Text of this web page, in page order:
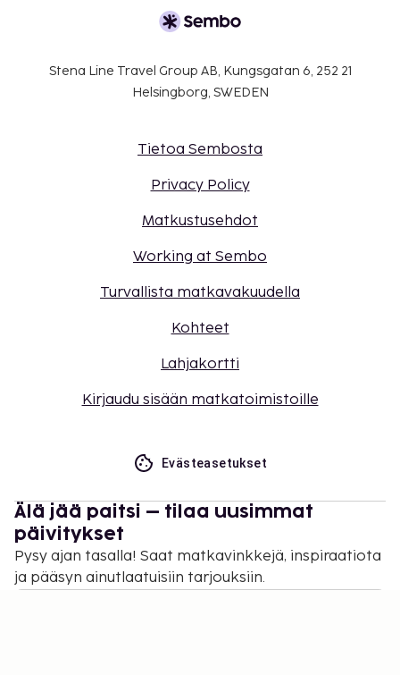
Stena Line Travel Group AB, Kungsgatan 6, 252 21
Helsingborg, SWEDEN
Tietoa Sembosta
Privacy Policy
Matkustusehdot
Working at Sembo
Turvallista matkavakuudella
Kohteet
Lahjakortti
Kirjaudu sisään matkatoimistoille
Evästeasetukset
Älä jää paitsi – tilaa uusimmat
päivitykset
Pysy ajan tasalla! Saat matkavinkkejä, inspiraatiota
ja pääsyn ainutlaatuisiin tarjouksiin.